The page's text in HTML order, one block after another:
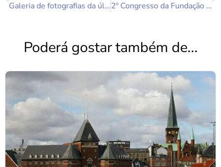
Galeria de fotografias da última sessão do SELC leccionada por Isaura Neto 2º Congresso da Fundação Romão de Sousa a 21 e 22 de Outubro
Poderá gostar também de...